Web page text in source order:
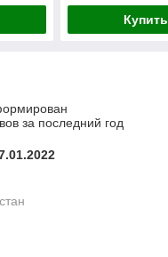
Купить
за последний год